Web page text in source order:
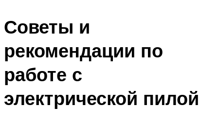
Советы и
рекомендации по
работе с
электрической пилой